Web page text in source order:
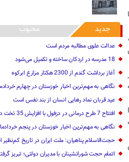
جدید محبوب
عدالت علوی مطالبه مردم است
18 مدرسه در اردکان ساخته و تکمیل می‌شود
آغاز برداشت گندم از 2300 هکتار مزارع ابرکوه
نگاهی به مهم‌ترین اخبار خوزستان در‌ چهارم
عید قربان نماد رهایی انسان از بند نفس است
افتتاح 7 طرح درمانی در دزفول با افزایش 35 تخت دیالیز
نگاهی به مهم‌ترین اخبار خوزستان در‌ پنجم
حجت‌الاسلام پناهیان: ملت ایران در تاریخ
اتمام حجت شورانشینان با مدیران دولتی؛ تبریز